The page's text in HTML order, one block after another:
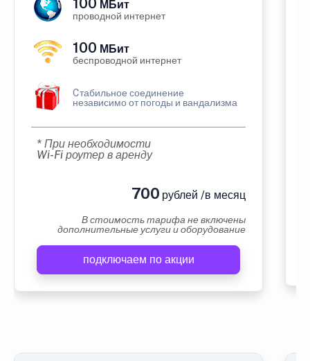
МБит
проводной интернет
100 МБит
беспроводной интернет
Cтабильное соединение
независимо от погоды и вандализма
* При необходимости
Wi-Fi роутер в аренду
700 рублей /в месяц
В стоимость тарифа не включены
дополнительные услуги и оборудование
подключаем по акции